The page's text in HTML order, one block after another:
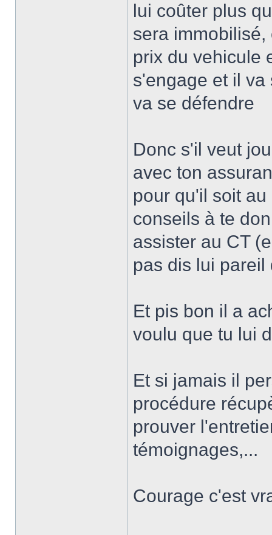
lui coûter plus
sera
prix du vehicule
s'engage et il va
va se défendre
Donc s'il veut
avec ton
pour qu'il soit
conseils à te
assister au CT
pas dis lui pareil
Et pis bon il a
voulu que tu lui
Et si jamais il
procédure
prouver
témoignages,...
Courage c'est